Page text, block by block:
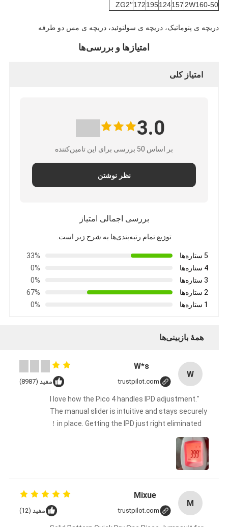
2W160-50
157
124
195
172
ZG2′′
دریچه ی پنوماتیک، دریچه ی سولنوئید، دریچه ی مس دو طرفه
امتیازها و بررسی‌ها
امتیاز کلی
3.0
بر اساس 50 بررسی برای این تامین‌کننده
نظر نوشتن
بررسی اجمالی امتیاز
توزیع تمام رتبه‌بندی‌ها به شرح زیر است.
5 ستاره‌ها
33%
4 ستاره‌ها
0%
3 ستاره‌ها
0%
2 ستاره‌ها
67%
1 ستاره‌ها
0%
همهٔ بازبینی‌ها
W
W*s
trustpilot.com مفید (8987)
"I love how the Pico 4 handles IPD adjustment.
The manual slider is intuitive and stays securely
in place. Getting the IPD just right eliminated！
M
Mixue
trustpilot.com مفید (12)